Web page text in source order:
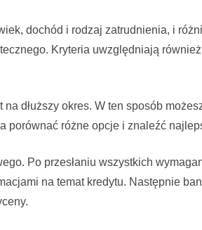
dochód i rodzaj zatrudnienia, i
Kryteria uwzględniają
dłuższy okres. W ten sposób
porównać różne opcje i znaleźć
Po przesłaniu wszystkich
na temat kredytu. Następnie